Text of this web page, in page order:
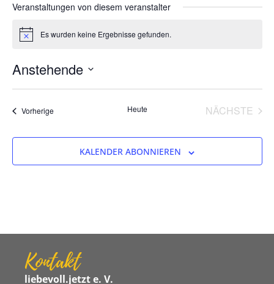
Veranstaltungen von diesem veranstalter
HinweisEs wurden keine Ergebnisse gefunden.
Anstehende
wählen.
VorherigeVeranstaltungen Heute NÄCHSTE
KALENDER ABONNIEREN
Kontakt
liebevoll.jetzt e. V.